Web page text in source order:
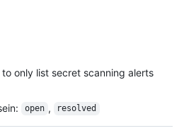
to only list secret scanning alerts
: open , resolved